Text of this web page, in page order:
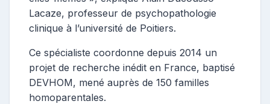
Lacaze, professeur de psychopathologie
clinique à l’université de Poitiers.
Ce spécialiste coordonne depuis 2014 un
projet de recherche inédit en France, baptisé
DEVHOM, mené auprès de 150 familles
homoparentales.